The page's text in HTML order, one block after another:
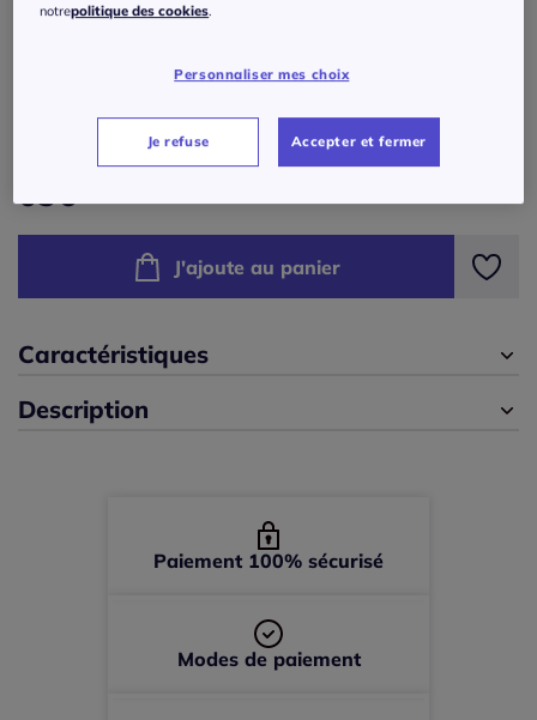
En stock
En stock
42 -En stock
44 -En stock
Guide des tailles
65€
J'ajoute au panier
Caractéristiques
Description
Paiement 100% sécurisé
Modes de paiement
notrepolitique des cookies.
Personnaliser mes choix
Je refuse Accepter et fermer